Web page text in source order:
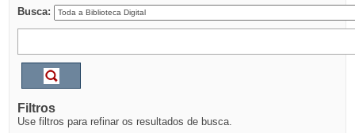
Busca:
Filtros
Use filtros para refinar os resultados de busca.